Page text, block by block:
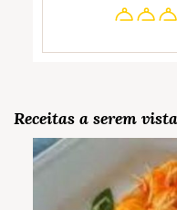
Receitas a serem